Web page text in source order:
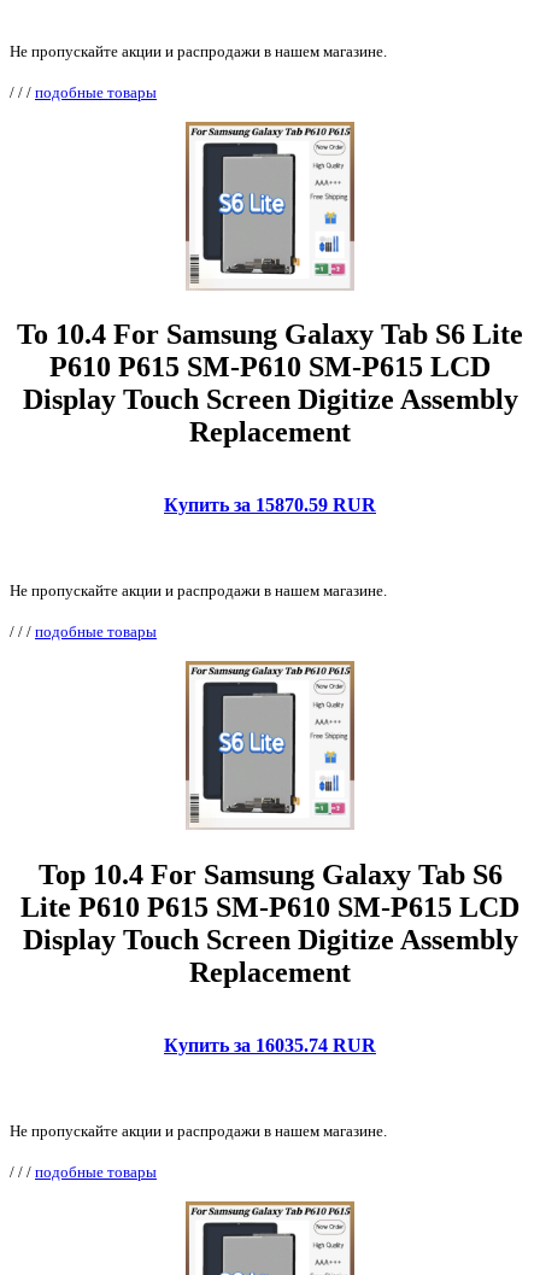
Не пропускайте акции и распродажи в нашем магазине.
/ / / подобные товары
To 10.4 For Samsung Galaxy Tab S6 Lite
P610 P615 SM-P610 SM-P615 LCD
Display Touch Screen Digitize Assembly
Replacement
Купить за 15870.59 RUR
Не пропускайте акции и распродажи в нашем магазине.
/ / / подобные товары
Top 10.4 For Samsung Galaxy Tab S6
Lite P610 P615 SM-P610 SM-P615 LCD
Display Touch Screen Digitize Assembly
Replacement
Купить за 16035.74 RUR
Не пропускайте акции и распродажи в нашем магазине.
/ / / подобные товары